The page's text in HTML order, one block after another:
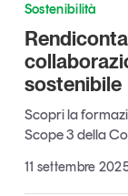
Contatti
Tendenze
La nostra
Iscriviti
Sostenibilità
sostenibile
Scopri la
Scope 3 della
11 settembre